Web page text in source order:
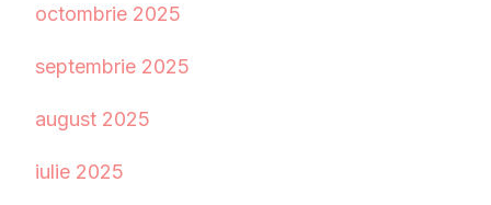
octombrie 2025
septembrie 2025
august 2025
iulie 2025